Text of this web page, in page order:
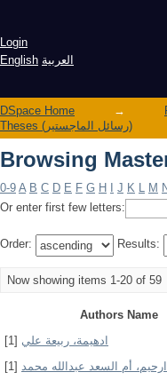
Login
English العربية
DSpace Home
→
Theses (رسائل الماجستير)
0-9 A B C D E F G H J K L M
Or enter first few letters:
Order: Results:
Now showing items 1-20 of 59
Authors Name
ادهيمة، ربيعة علي [1]
ارحيم، أم السعد عبدالله محمد [1]